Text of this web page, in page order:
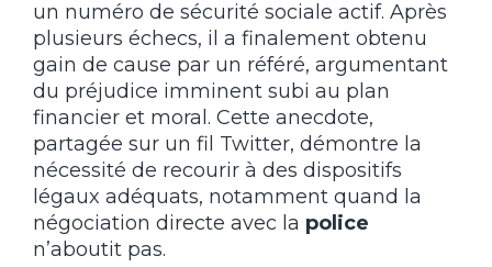
un numéro de sécurité sociale actif. Après
plusieurs échecs, il a finalement obtenu
gain de cause par un référé, argumentant
du préjudice imminent subi au plan
financier et moral. Cette anecdote,
partagée sur un fil Twitter, démontre la
nécessité de recourir à des dispositifs
légaux adéquats, notamment quand la
négociation directe avec la police
n’aboutit pas.